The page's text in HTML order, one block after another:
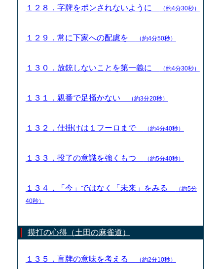
１２８．字牌をポンされないように （約4分30秒）
１２９．常に下家への配慮を （約4分50秒）
１３０．放銃しないことを第一義に （約4分30秒）
１３１．親番で足掻かない （約3分20秒）
１３２．仕掛けは１フーロまで （約4分40秒）
１３３．投了の意識を強くもつ （約5分40秒）
１３４．「今」ではなく「未来」をみる
（約5分
40秒）
摸打の心得（土田の麻雀道）
１３５．盲牌の意味を考える （約2分10秒）